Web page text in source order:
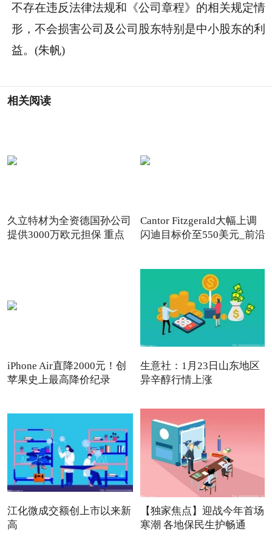
不存在违反法律法规和《公司章程》的相关规定情
形，不会损害公司及公司股东特别是中小股东的利
益。(朱帆)
相关阅读
久立特材为全资德国孙公司
提供3000万欧元担保 重点
Cantor Fitzgerald大幅上调
闪迪目标价至550美元_前沿
iPhone Air直降2000元！创
苹果史上最高降价纪录
生意社：1月23日山东地区
异辛醇行情上涨
江化微成交额创上市以来新
高
【独家焦点】迎战今年首场
寒潮 各地保民生护畅通